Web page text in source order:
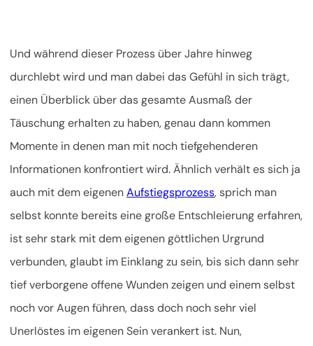
Und während dieser Prozess über Jahre hinweg
durchlebt wird und man dabei das Gefühl in sich trägt,
einen Überblick über das gesamte Ausmaß der
Täuschung erhalten zu haben, genau dann kommen
Momente in denen man mit noch tiefgehenderen
Informationen konfrontiert wird. Ähnlich verhält es sich ja
auch mit dem eigenenAufstiegsprozess, sprich man
selbst konnte bereits eine große Entschleierung erfahren,
ist sehr stark mit dem eigenen göttlichen Urgrund
verbunden, glaubt im Einklang zu sein, bis sich dann sehr
tief verborgene offene Wunden zeigen und einem selbst
noch vor Augen führen, dass doch noch sehr viel
Unerlöstes im eigenen Sein verankert ist. Nun,